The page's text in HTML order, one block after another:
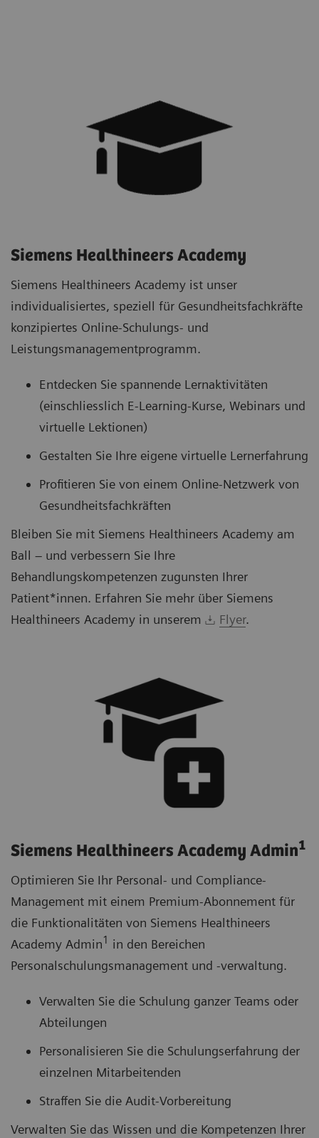
Siemens Healthineers Academy
Siemens Healthineers Academy ist unser
individualisiertes, speziell für Gesundheitsfachkräfte
konzipiertes Online-Schulungs- und
Leistungsmanagementprogramm.
Entdecken Sie spannende Lernaktivitäten
(einschliesslich E-Learning-Kurse, Webinars und
virtuelle Lektionen)
Gestalten Sie Ihre eigene virtuelle Lernerfahrung
Profitieren Sie von einem Online-Netzwerk von
Gesundheitsfachkräften
Bleiben Sie mit Siemens Healthineers Academy am
Ball – und verbessern Sie Ihre
Behandlungskompetenzen zugunsten Ihrer
Patient*innen. Erfahren Sie mehr über Siemens
Healthineers Academy in unserem
Flyer.
Siemens Healthineers Academy Admin1
Optimieren Sie Ihr Personal- und Compliance-
Management mit einem Premium-Abonnement für
die Funktionalitäten von Siemens Healthineers
Academy Admin1 in den Bereichen
Personalschulungsmanagement und -verwaltung.
Verwalten Sie die Schulung ganzer Teams oder
Abteilungen
Personalisieren Sie die Schulungserfahrung der
einzelnen Mitarbeitenden
Straffen Sie die Audit-Vorbereitung
Verwalten Sie das Wissen und die Kompetenzen Ihrer